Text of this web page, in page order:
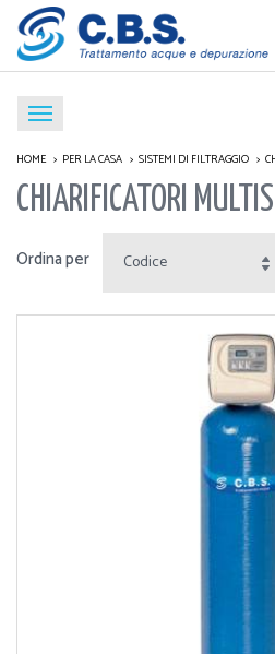
HOME PER LA CASA SISTEMI DI FILTRAGGIO
CHIARIFICATORI
Ordina per